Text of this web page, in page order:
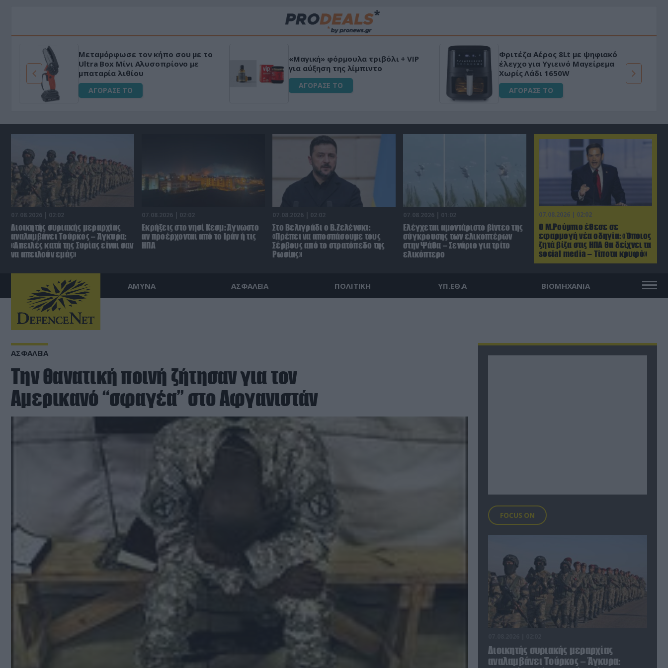
Μεταμόρφωσε τον κήπο σου με το
Ultra Box Μίνι Αλυσοπρίονο με
μπαταρία λιθίου
ΑΓΟΡΑΣΕ ΤΟ
«Μαγική» φόρμουλα τριβόλι + VIP
για αύξηση της λίμπιντο
ΑΓΟΡΑΣΕ ΤΟ
Φριτέζα Αέρος 8Lt με ψηφιακό
έλεγχο για Υγιεινό Μαγείρεμα
Χωρίς Λάδι 1650W
ΑΓΟΡΑΣΕ ΤΟ
07.08.2026 | 02:02
Ο Μ.Ρούμπιο έθεσε σε
εφαρμογή νέα οδηγία: «Όποιος
ζητά βίζα στις ΗΠΑ θα δείχνει τα
social media – Τίποτα κρυφό»
07.08.2026 | 02:02
Διοικητής συριακής μεραρχίας
αναλαμβάνει Τούρκος – Άγκυρα:
«Απειλές κατά της Συρίας είναι σαν
να απειλούν εμάς»
07.08.2026 | 02:02
Εκρήξεις στο νησί Κεσμ: Άγνωστο
αν προέρχονται από το Ιράν ή τις
ΗΠΑ
07.08.2026 | 02:02
Στο Βελιγράδι ο Β.Ζελένσκι:
«Πρέπει να αποσπάσουμε τους
Σέρβους από το στρατόπεδο της
Ρωσίας»
07.08.2026 | 01:02
Ελέγχεται αμοντάριστο βίντεο της
σύγκρουσης των ελικοπτέρων
στην Ψάθα – Σενάριο για τρίτο
ελικόπτερο
ΑΜΥΝΑ ΑΣΦΑΛΕΙΑ ΠΟΛΙΤΙΚΗ ΥΠ.ΕΘ.Α ΒΙΟΜΗΧΑΝΙΑ
ΑΣΦΑΛΕΙΑ
Την θανατική ποινή ζήτησαν για τον
Αμερικανό “σφαγέα” στο Αφγανιστάν
FOCUS ON
Διοικητής συριακής μεραρχίας
αναλαμβάνει Τούρκος – Άγκυρα: